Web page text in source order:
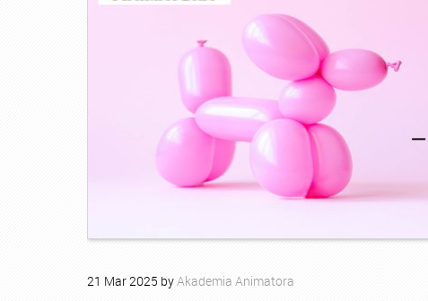
21 Mar2025 byAkademia Animatora